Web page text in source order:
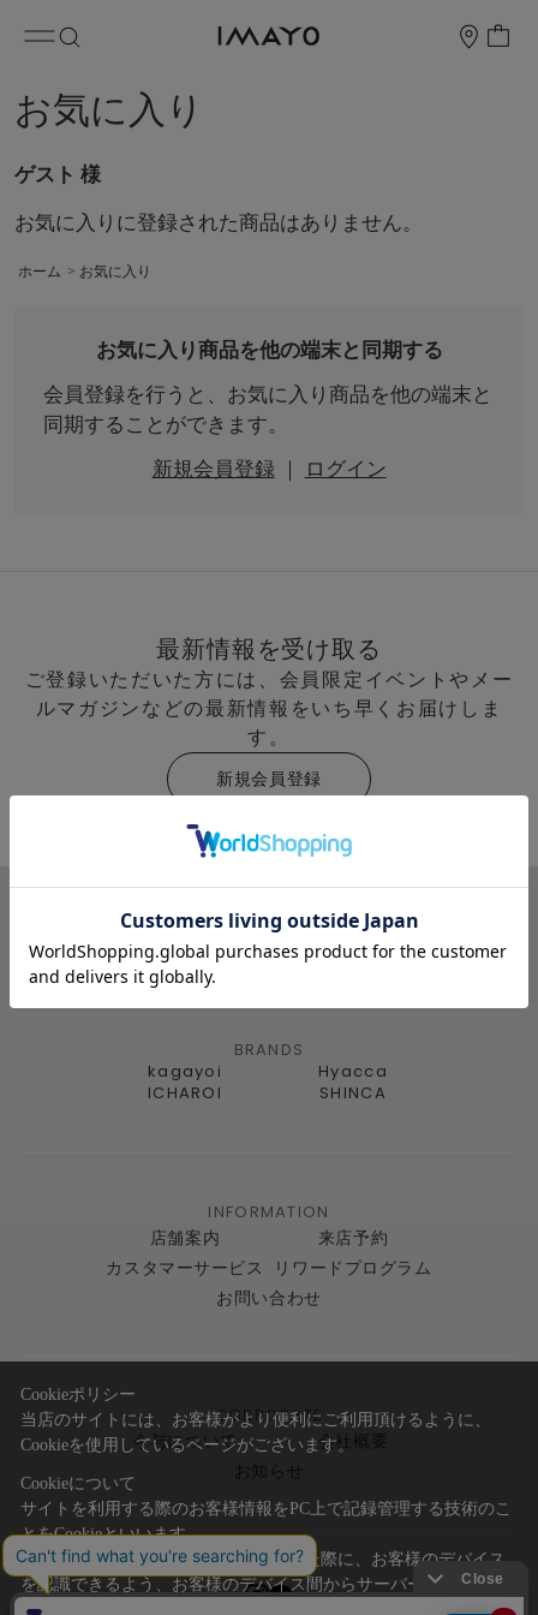
お気に入り
ゲスト 様
お気に入りに登録された商品はありません。
ホーム > お気に入り
お気に入り商品を他の端末と同期する
会員登録を行うと、お気に入り商品を他の端末と
同期することができます。
新規会員登録｜ ログイン
最新情報を受け取る
ご登録いただいた方には、会員限定イベントやメー
ルマガジンなどの最新情報をいち早くお届けしま
す。
新規会員登録
BRANDS
kagayoi
Hyacca
ICHAROI
SHINCA
INFORMATION
店舗案内
来店予約
カスタマーサービス
リワードプログラム
お問い合わせ
CORPORATE
今与について
会社概要
お知らせ
Cookieポリシー
当店のサイトには、お客様がより便利にご利用頂けるように、
Cookieを使用しているページがございます。
Cookieについて
サイトを利用する際のお客様情報をPC上で記録管理する技術のこ
とをCookieといいます。
Cookieはお客様がサイトを再訪問された際に、お客様のデバイス
を認識できるよう、お客様のデバイス間からサーバーへ送り返さ
れます。